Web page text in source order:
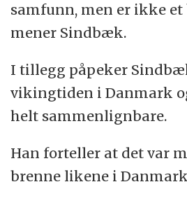
samfunn, men er ikke et
mener Sindbæk.
I tillegg påpeker
vikingtiden i Danmark
helt sammenlignbare.
Han forteller at det var
brenne likene i